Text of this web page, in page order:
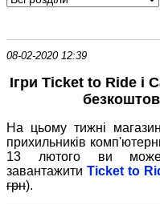
08-02-2020 12:39
Ігри Ticket to Ride і
На цьому тижні
прихильників
13 лютого ви
завантажитиTicket to
грн).